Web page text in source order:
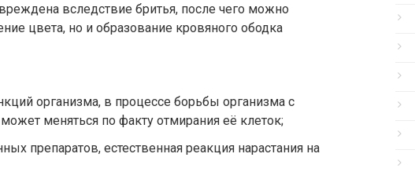
вследствие бритья, после чего можно
цвета, но и образование кровяного ободка
организма, в процессе борьбы организма с
меняться по факту отмирания её клеток;
препаратов, естественная реакция нарастания на